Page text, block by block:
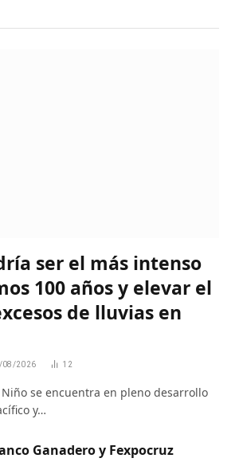
ser el más intenso
100 años y elevar el
de lluvias en
08/2026 12
se encuentra en pleno desarrollo
y…
Ganadero y Fexpocruz